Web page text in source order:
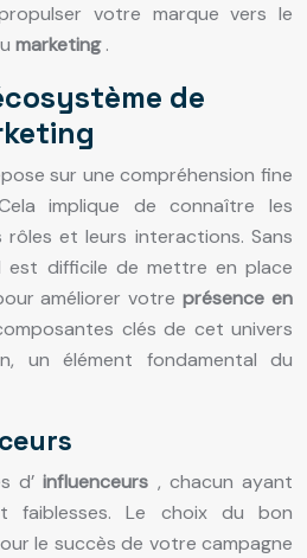
votre marque vers le
marketing.
de
sur une compréhension fine
implique de connaître les
et leurs interactions. Sans
est difficile de mettre en place
améliorer votreprésence en
clés de cet univers
un élément fondamental du
d’influenceurs , chacun ayant
faiblesses. Le choix du bon
le succès de votre campagne